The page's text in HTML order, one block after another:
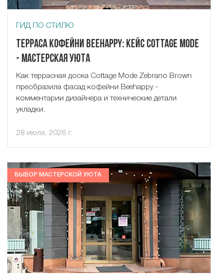
ГИД ПО СТИЛЮ
Терраса кофейни Beehappy: кейс Cottage Mode
- Мастерская Уюта
Как террасная доска Cottage Mode Zebrano Brown
преобразила фасад кофейни Beehappy -
комментарии дизайнера и технические детали
укладки.
28 июля, 2026 г.
ВЫБОР МАСТЕРСКОЙ УЮТА